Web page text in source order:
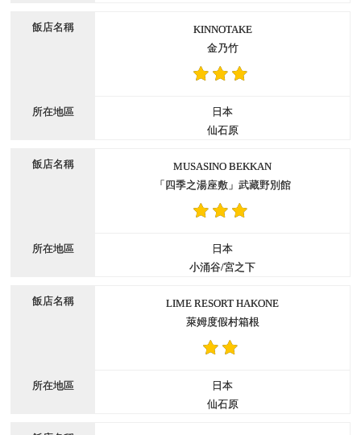
KINNOTAKE
金乃竹
日本
仙石原
MUSASINO BEKKAN
「四季之湯座敷」武藏野別館
日本
小涌谷/宮之下
LIME RESORT HAKONE
萊姆度假村箱根
日本
仙石原